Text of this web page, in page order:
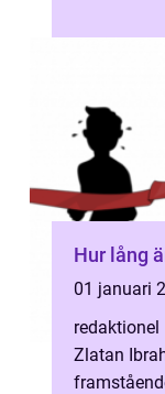
Hur lång
01 januari
redaktionel
Zlatan